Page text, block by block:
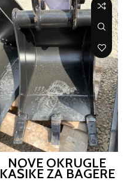
NOVE OKRUGLE
KAŠIKE ZA BAGERE